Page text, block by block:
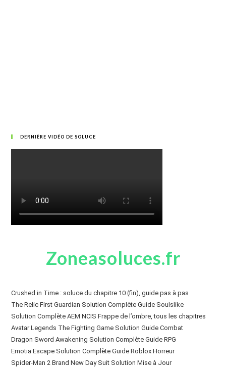
DERNIÈRE VIDÉO DE SOLUCE
Zoneasoluces.fr
Crushed in Time : soluce du chapitre 10 (fin), guide pas à pas
The Relic First Guardian Solution Complète Guide Soulslike
Solution Complète AEM NCIS Frappe de l’ombre, tous les chapitres
Avatar Legends The Fighting Game Solution Guide Combat
Dragon Sword Awakening Solution Complète Guide RPG
Emotia Escape Solution Complète Guide Roblox Horreur
Spider-Man 2 Brand New Day Suit Solution Mise à Jour